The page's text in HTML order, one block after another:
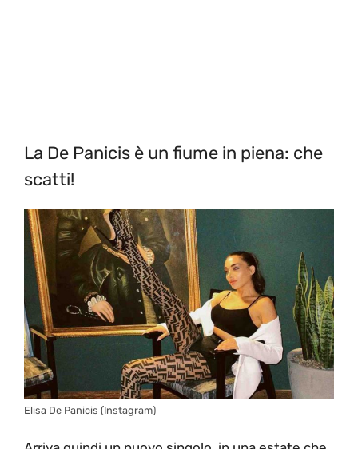
La De Panicis è un fiume in piena: che
scatti!
Elisa De Panicis (Instagram)